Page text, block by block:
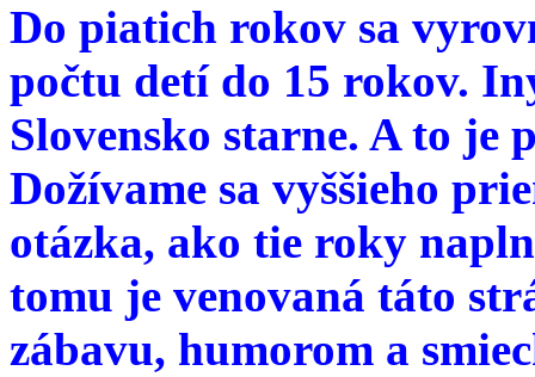
Do piatich rokov sa
počtu detí do 15 rokov.
Slovensko starne. A to je
Dožívame sa vyššieho
otázka, ako tie roky
tomu je venovaná táto
zábavu, humorom a